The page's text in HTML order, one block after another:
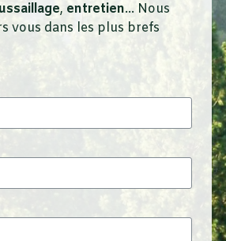
, entretien… Nous
vous dans les plus brefs